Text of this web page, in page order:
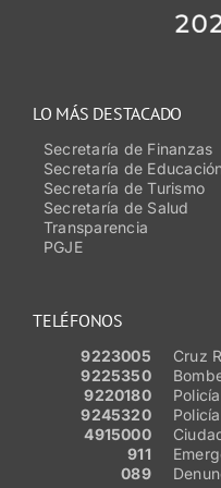
TELÉFONOS
9223005
Cruz
9225350
9220180
9245320
4915000
911
089
LO MÁS DESTACADO
Secretaría de Finanzas
Secretaría de
Secretaría de Turismo
Secretaría de Salud
Transparencia
PGJE